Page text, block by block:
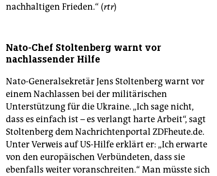
nachhaltigen Frieden.“ (rtr)
Nato-Chef Stoltenberg warnt vor
nachlassender Hilfe
Nato-Generalsekretär Jens Stoltenberg warnt vor
einem Nachlassen bei der militärischen
Unterstützung für die Ukraine. „Ich sage nicht,
dass es einfach ist – es verlangt harte Arbeit“, sagt
Stoltenberg dem Nachrichtenportal ZDFheute.de.
Unter Verweis auf US-Hilfe erklärt er: „Ich erwarte
von den europäischen Verbündeten, dass sie
ebenfalls weiter voranschreiten.“ Man müsste sich